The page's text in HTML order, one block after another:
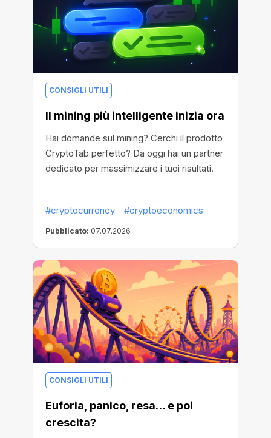
CONSIGLI UTILI
Il mining più intelligente inizia ora
Hai domande sul mining? Cerchi il prodotto
CryptoTab perfetto? Da oggi hai un partner
dedicato per massimizzare i tuoi risultati.
#cryptocurrency #cryptoeconomics
Pubblicato: 07.07.2026
CONSIGLI UTILI
Euforia, panico, resa… e poi
crescita?